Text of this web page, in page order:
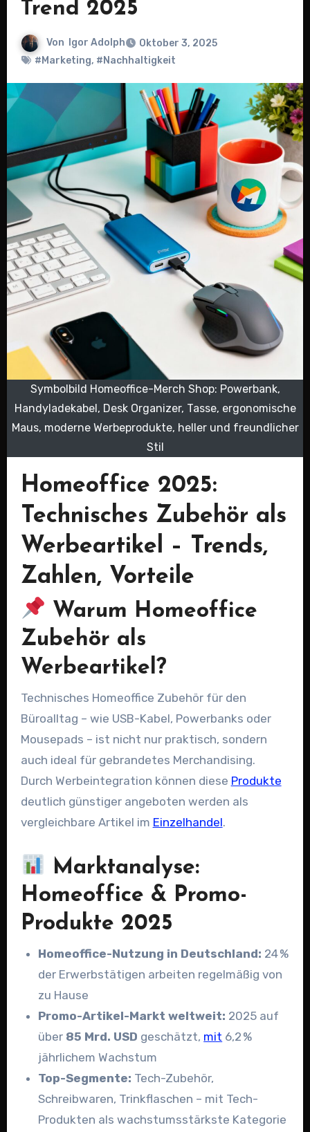
Trend 2025
Von Igor Adolph
Oktober 3, 2025
#Marketing, #Nachhaltigkeit
Symbolbild Homeoffice-Merch Shop: Powerbank,
Handyladekabel, Desk Organizer, Tasse, ergonomische
Maus, moderne Werbeprodukte, heller und freundlicher
Stil
Homeoffice 2025:
Technisches Zubehör als
Werbeartikel – Trends,
Zahlen, Vorteile
Warum Homeoffice
Zubehör als
Werbeartikel?
Technisches Homeoffice Zubehör für den
Büroalltag – wie USB-Kabel, Powerbanks oder
Mousepads – ist nicht nur praktisch, sondern
auch ideal für gebrandetes Merchandising.
Durch Werbeintegration können diese Produkte
deutlich günstiger angeboten werden als
vergleichbare Artikel im Einzelhandel.
Marktanalyse:
Homeoffice & Promo-
Produkte 2025
Homeoffice-Nutzung in Deutschland: 24 %
der Erwerbstätigen arbeiten regelmäßig von
zu Hause
Promo-Artikel-Markt weltweit: 2025 auf
über 85 Mrd. USD geschätzt, mit 6,2 %
jährlichem Wachstum
Top-Segmente: Tech-Zubehör,
Schreibwaren, Trinkflaschen – mit Tech-
Produkten als wachstumsstärkste Kategorie